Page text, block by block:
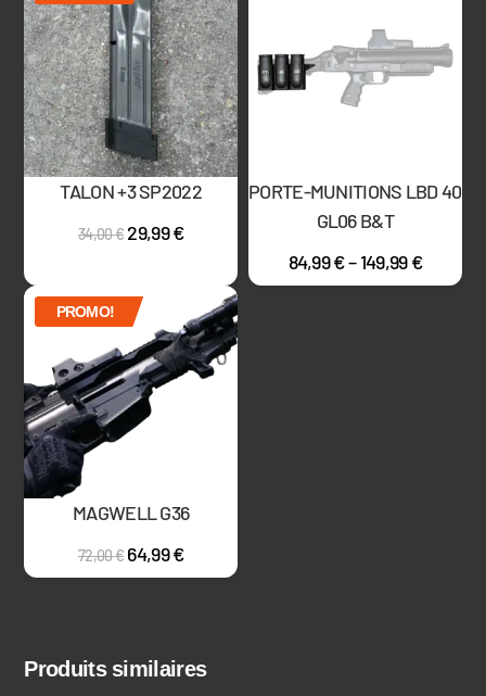
TALON +3 SP2022
34,00€ 29,99€
PORTE-MUNITIONS LBD 40
GL06 B&T
84,99€–149,99€
PROMO!
MAGWELL G36
72,00€ 64,99€
Produits similaires